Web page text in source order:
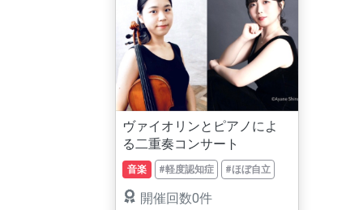
ヴァイオリンとピアノによ
る二重奏コンサート
音楽 #軽度認知症 #ほぼ自立
開催回数0件